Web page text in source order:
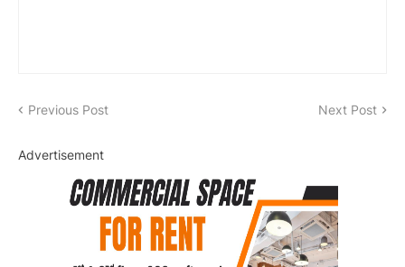
Previous Post Next Post
Advertisement